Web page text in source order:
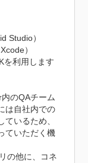
Studio）
）
を利用します
のQAチーム
は自社内での
いるため、
ていただく機
の他に、コネ